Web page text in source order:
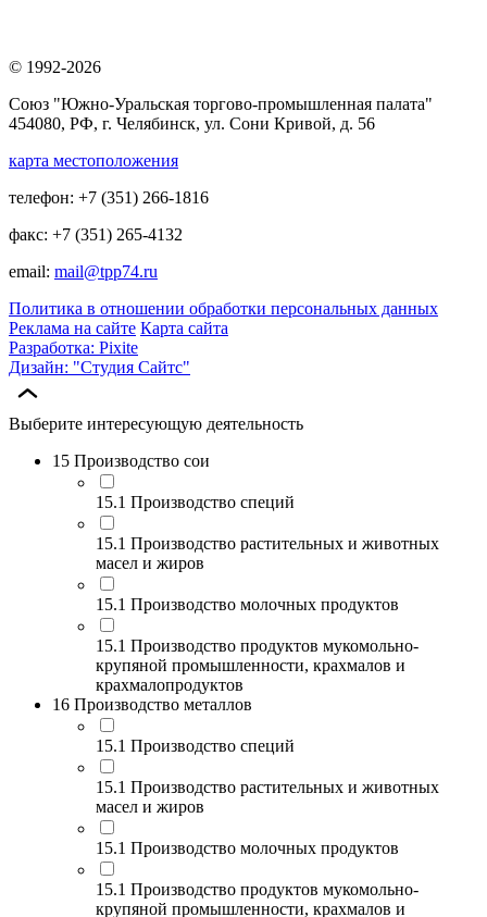
© 1992-2026
Союз "Южно-Уральская торгово-промышленная палата"
454080, РФ, г. Челябинск, ул. Сони Кривой, д. 56
карта местоположения
телефон: +7 (351) 266-1816
факс: +7 (351) 265-4132
email: mail@tpp74.ru
Политика в отношении обработки персональных данных
Реклама на сайте Карта сайта
Разработка: Pixite
Дизайн: "Студия Сайтс"
Выберите интересующую деятельность
15 Производство сои
15.1 Производство специй
15.1 Производство растительных и животных
масел и жиров
15.1 Производство молочных продуктов
15.1 Производство продуктов мукомольно-
крупяной промышленности, крахмалов и
крахмалопродуктов
16 Производство металлов
15.1 Производство специй
15.1 Производство растительных и животных
масел и жиров
15.1 Производство молочных продуктов
15.1 Производство продуктов мукомольно-
крупяной промышленности, крахмалов и